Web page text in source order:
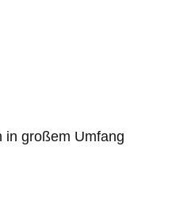
in großem Umfang